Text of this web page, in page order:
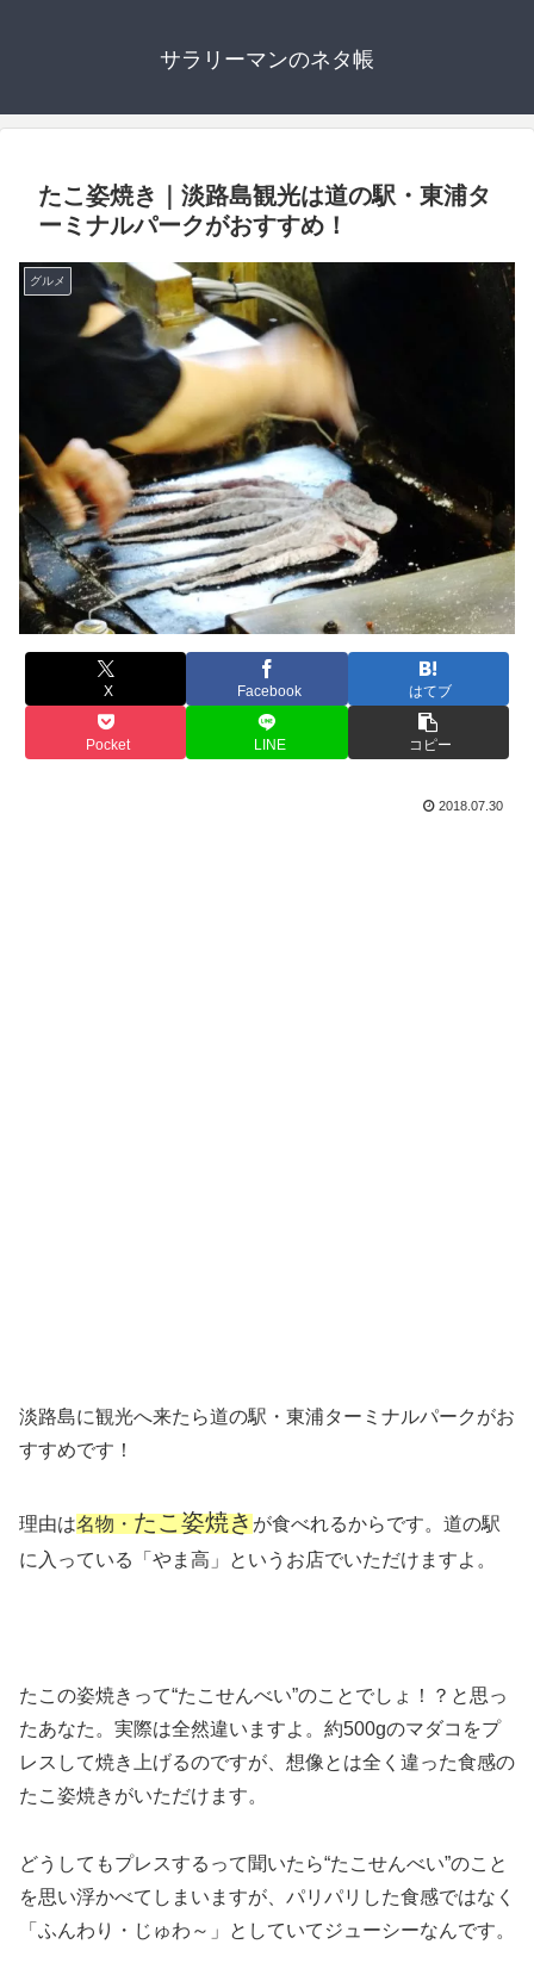
サラリーマンのネタ帳
たこ姿焼き｜淡路島観光は道の駅・東浦タ
ーミナルパークがおすすめ！
グルメ
X Facebook はてブ
Pocket LINE コピー
2018.07.30
淡路島に観光へ来たら道の駅・東浦ターミナルパーク がお
すすめです！
理由は名物・ たこ姿焼きが食べれるからです。道の駅
に入っている
「やま高」 というお店でいただけますよ。
たこの姿焼きって“たこせんべい”のことでしょ！？と思っ
たあなた。実際は全然違いますよ。約500gのマダコをプ
レスして焼き上げるのですが、 想像とは全く違った食感の
たこ姿焼きがいただけます。
どうしてもプレスするって聞いたら“たこせんべい”のこと
を思い浮かべてしまいますが、パリパリした食感ではなく
「ふんわり・じゅわ～」としていてジューシーなんです。